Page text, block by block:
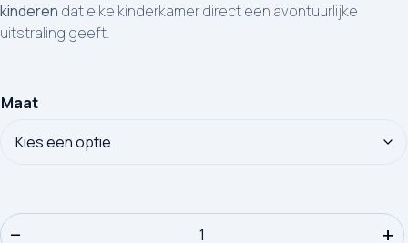
kinderen dat elke kinderkamer direct een avontuurlijke
uitstraling geeft.
Maat
Kinderdekbedovertrek Good Morning Prehistory aantal
− +